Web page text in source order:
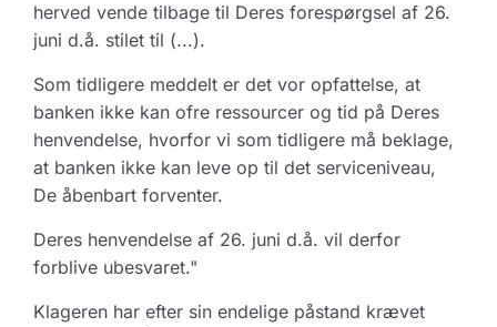
herved vende tilbage til Deres forespørgsel af 26.
juni d.å. stilet til (...).
Som tidligere meddelt er det vor opfattelse, at
banken ikke kan ofre ressourcer og tid på Deres
henvendelse, hvorfor vi som tidligere må beklage,
at banken ikke kan leve op til det serviceniveau,
De åbenbart forventer.
Deres henvendelse af 26. juni d.å. vil derfor
forblive ubesvaret."
Klageren har efter sin endelige påstand krævet